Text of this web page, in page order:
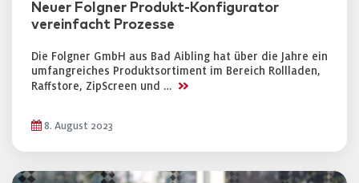
Neuer Folgner Produkt-Konfigurator
vereinfacht Prozesse
Die Folgner GmbH aus Bad Aibling hat über die Jahre ein
umfangreiches Produktsortiment im Bereich Rollladen,
Raffstore, ZipScreen und … >>
8. August 2023